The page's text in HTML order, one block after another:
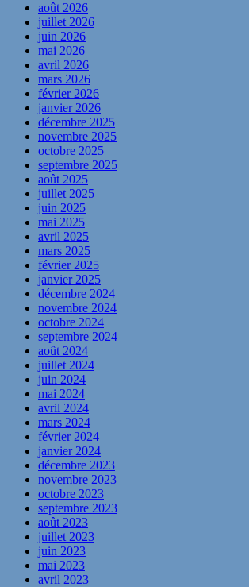
août 2026
juillet 2026
juin 2026
mai 2026
avril 2026
mars 2026
février 2026
janvier 2026
décembre 2025
novembre 2025
octobre 2025
septembre 2025
août 2025
juillet 2025
juin 2025
mai 2025
avril 2025
mars 2025
février 2025
janvier 2025
décembre 2024
novembre 2024
octobre 2024
septembre 2024
août 2024
juillet 2024
juin 2024
mai 2024
avril 2024
mars 2024
février 2024
janvier 2024
décembre 2023
novembre 2023
octobre 2023
septembre 2023
août 2023
juillet 2023
juin 2023
mai 2023
avril 2023